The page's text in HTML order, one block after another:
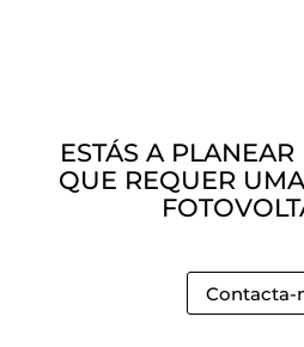
ESTÁS A
QUE REQUER
Contacta-